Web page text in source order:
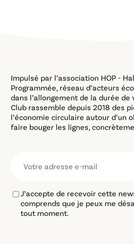
Impulsé par l’association HOP -
Programmée, réseau d’acteurs
dans l’allongement de la durée de
Club rassemble depuis 2018 des
l’économie circulaire autour d’un
faire bouger les lignes,
J’accepte de recevoir cette
comprends que je peux me
tout moment.